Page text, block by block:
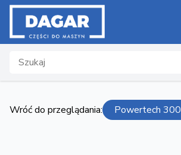
Search
Wróć do przeglądania: Powertech 300